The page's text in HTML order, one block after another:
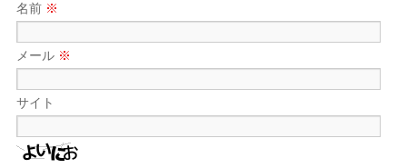
名前 ※
メール ※
サイト